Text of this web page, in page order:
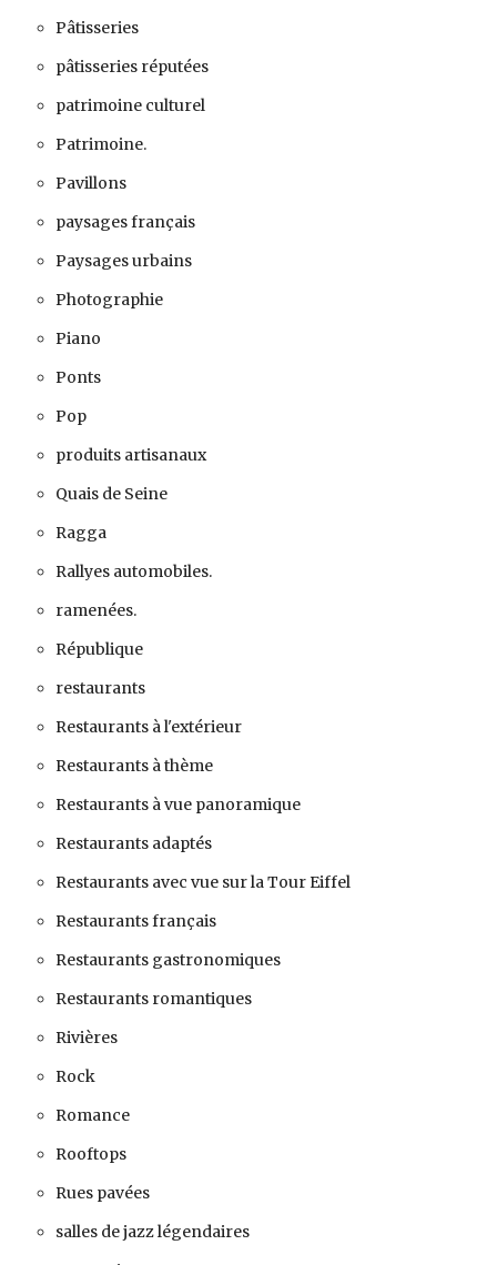
Pâtisseries
pâtisseries réputées
patrimoine culturel
Patrimoine.
Pavillons
paysages français
Paysages urbains
Photographie
Piano
Ponts
Pop
produits artisanaux
Quais de Seine
Ragga
Rallyes automobiles.
ramenées.
République
restaurants
Restaurants à l'extérieur
Restaurants à thème
Restaurants à vue panoramique
Restaurants adaptés
Restaurants avec vue sur la Tour Eiffel
Restaurants français
Restaurants gastronomiques
Restaurants romantiques
Rivières
Rock
Romance
Rooftops
Rues pavées
salles de jazz légendaires